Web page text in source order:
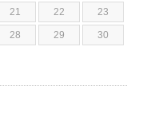
21 22 23
28 29 30